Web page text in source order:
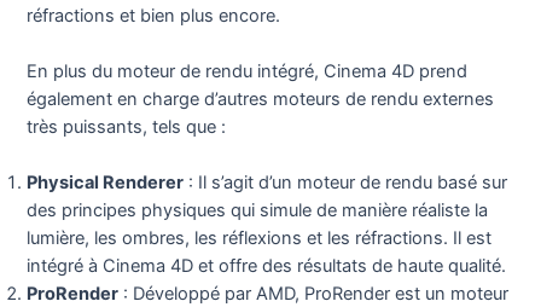
réfractions et bien plus encore.
En plus du moteur de rendu intégré, Cinema 4D prend
également en charge d’autres moteurs de rendu externes
très puissants, tels que :
Physical Renderer : Il s’agit d’un moteur de rendu basé sur
des principes physiques qui simule de manière réaliste la
lumière, les ombres, les réflexions et les réfractions. Il est
intégré à Cinema 4D et offre des résultats de haute qualité.
ProRender : Développé par AMD, ProRender est un moteur